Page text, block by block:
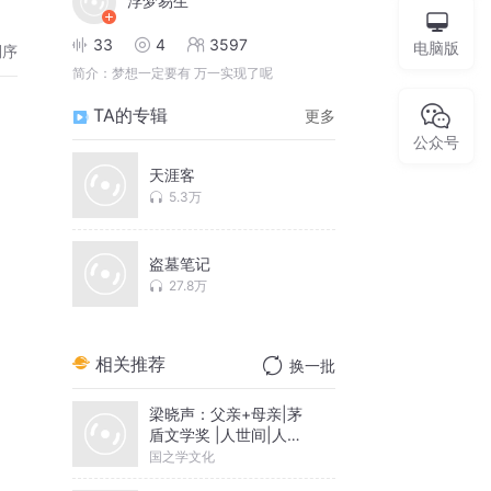
33 4 3597
简介： 梦想一定要有 万一实现了呢
TA的专辑 更多
天涯客
5.3万
盗墓笔记
27.8万
相关推荐 换一批
梁晓声：父亲+母亲|茅
盾文学奖 |人世间|人间
清醒
国之学文化
电脑版
公众号